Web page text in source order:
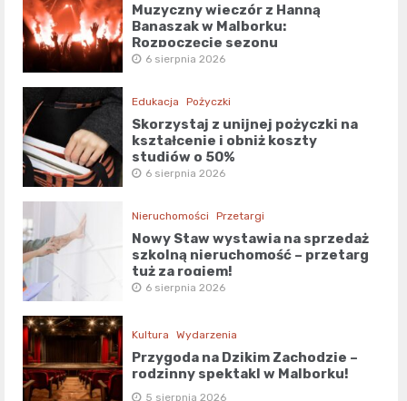
Muzyczny wieczór z Hanną
Banaszak w Malborku:
Rozpoczęcie sezonu
kulturalnego!
6 sierpnia 2026
Edukacja Pożyczki
Skorzystaj z unijnej pożyczki na
kształcenie i obniż koszty
studiów o 50%
6 sierpnia 2026
Nieruchomości Przetargi
Nowy Staw wystawia na sprzedaż
szkolną nieruchomość – przetarg
tuż za rogiem!
6 sierpnia 2026
Kultura Wydarzenia
Przygoda na Dzikim Zachodzie –
rodzinny spektakl w Malborku!
5 sierpnia 2026